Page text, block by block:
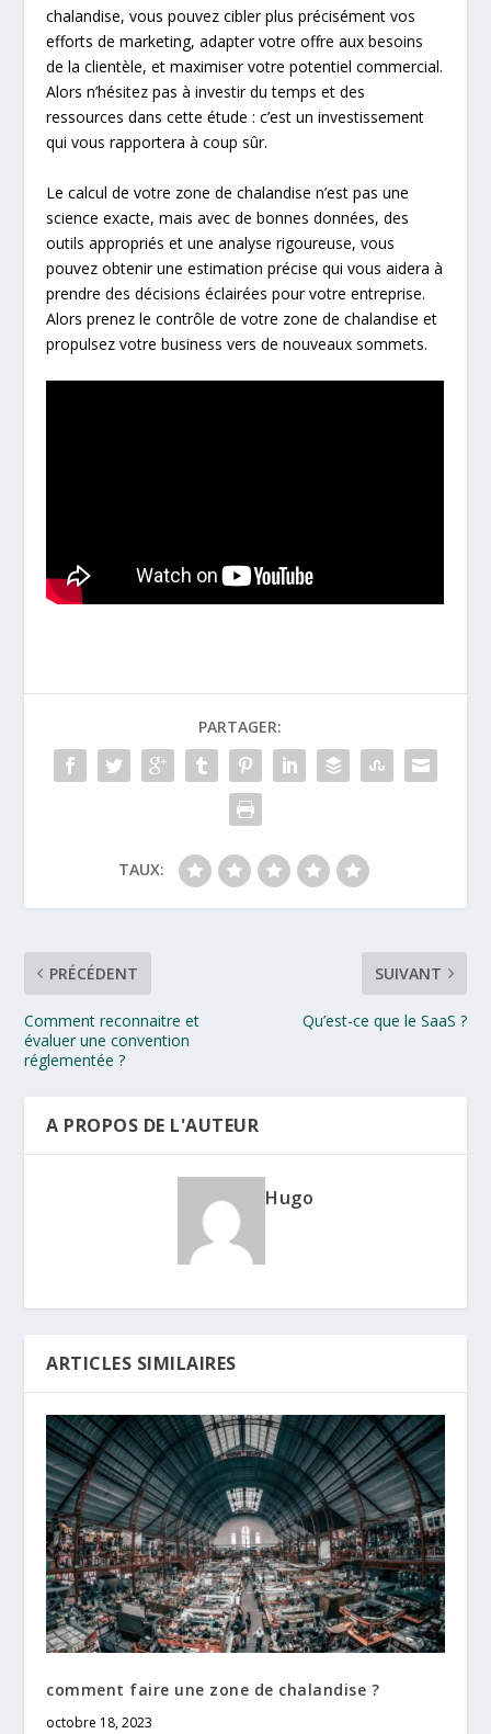
chalandise, vous pouvez cibler plus précisément vos
efforts de marketing, adapter votre offre aux besoins
de la clientèle, et maximiser votre potentiel commercial.
Alors n’hésitez pas à investir du temps et des
ressources dans cette étude : c’est un investissement
qui vous rapportera à coup sûr.
Le calcul de votre zone de chalandise n’est pas une
science exacte, mais avec de bonnes données, des
outils appropriés et une analyse rigoureuse, vous
pouvez obtenir une estimation précise qui vous aidera à
prendre des décisions éclairées pour votre entreprise.
Alors prenez le contrôle de votre zone de chalandise et
propulsez votre business vers de nouveaux sommets.
PARTAGER:
TAUX:
PRÉCÉDENT
Comment reconnaitre et
évaluer une convention
réglementée ?
SUIVANT
Qu’est-ce que le SaaS ?
A PROPOS DE L'AUTEUR
Hugo
ARTICLES SIMILAIRES
comment faire une zone de chalandise ?
octobre 18, 2023